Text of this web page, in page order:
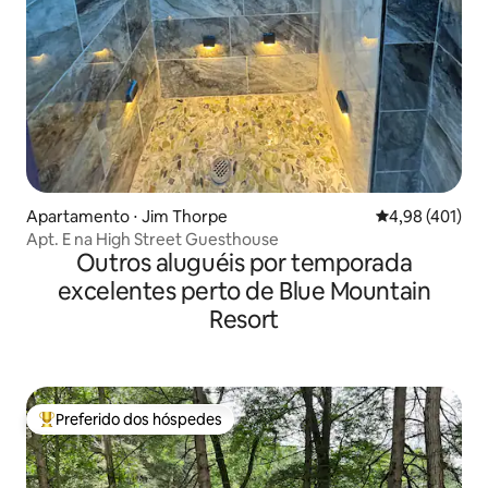
Apartamento ⋅ Jim Thorpe 4,98 de uma
4,98 (401)
Apt. E na High Street Guesthouse
Outros aluguéis por temporada
excelentes perto de Blue Mountain
Resort
Entre os melhores preferidos dos hóspedes
Preferido dos hóspedes